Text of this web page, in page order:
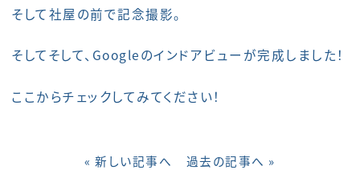
そして社屋の前で記念撮影。
そしてそして、Googleのインドアビューが完成しました！
ここからチェックしてみてください！
« 新しい記事へ 過去の記事へ »